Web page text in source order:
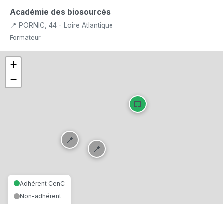
Académie des biosourcés
📍 PORNIC, 44 - Loire Atlantique
Formateur
ARFAB Poitou-Charentes
📍 Poitiers, 86 - Vienne
📍
📍
🏢
+
−
Adhérent CenC
Non-adhérent